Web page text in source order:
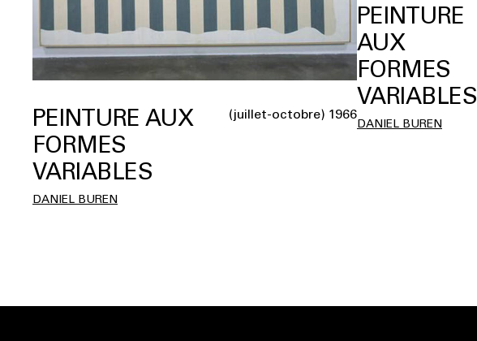
PEINTURE AUX
FORMES
VARIABLES
(juillet-octobre) 1966
DANIEL BUREN
PEINTURE
AUX
FORMES
VARIABLES
DANIEL BUREN